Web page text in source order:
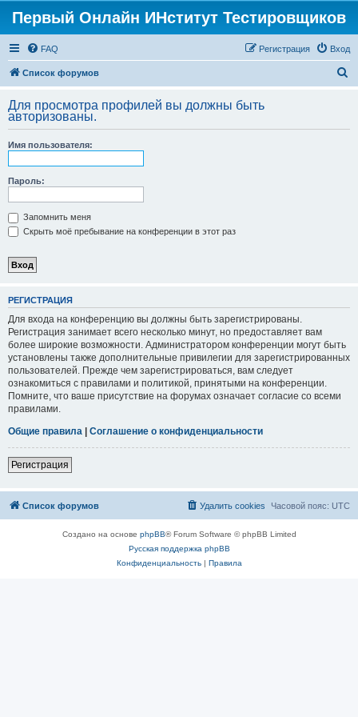
Первый Онлайн ИНститут Тестировщиков
FAQ Вход
Регистрация
Список форумов
с
Для просмотра профилей вы должны быть
авторизованы.
Имя пользователя:
Пароль:
Запомнить меня
Скрыть моё пребывание на конференции в этот раз
РЕГИСТРАЦИЯ
Для входа на конференцию вы должны быть зарегистрированы.
Регистрация занимает всего несколько минут, но предоставляет вам
более широкие возможности. Администратором конференции могут быть
установлены также дополнительные привилегии для зарегистрированных
пользователей. Прежде чем зарегистрироваться, вам следует
ознакомиться с правилами и политикой, принятыми на конференции.
Помните, что ваше присутствие на форумах означает согласие со всеми
правилами.
Общие правила | Соглашение о конфиденциальности
Регистрация
Список форумов Часовой пояс: UTC
Удалить cookies
Создано на основе phpBB® Forum Software © phpBB Limited
Русская поддержка phpBB
Конфиденциальность| Правила